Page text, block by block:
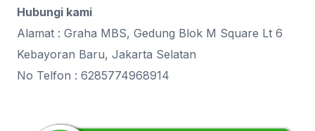
Hubungi kami
Alamat : Graha MBS, Gedung Blok M Square Lt 6
Kebayoran Baru, Jakarta Selatan
No Telfon : 6285774968914